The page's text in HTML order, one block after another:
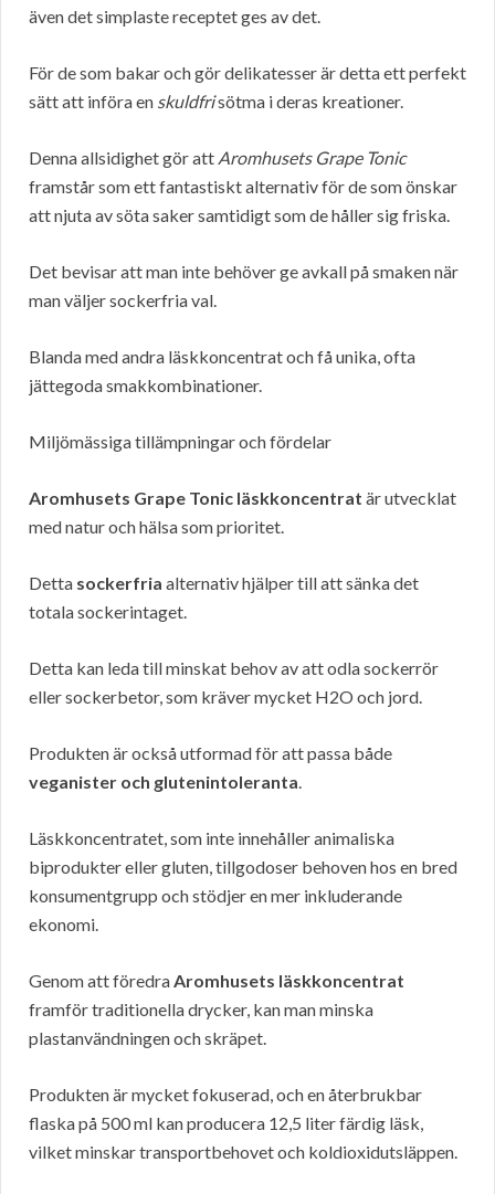
även det simplaste receptet ges av det.
För de som bakar och gör delikatesser är detta ett perfekt
sätt att införa en skuldfrisötma i deras kreationer.
Denna allsidighet gör att Aromhusets Grape Tonic
framstår som ett fantastiskt alternativ för de som önskar
att njuta av söta saker samtidigt som de håller sig friska.
Det bevisar att man inte behöver ge avkall på smaken när
man väljer sockerfria val.
Blanda med andra läskkoncentrat och få unika, ofta
jättegoda smakkombinationer.
Miljömässiga tillämpningar och fördelar
Aromhusets Grape Tonic läskkoncentrat är utvecklat
med natur och hälsa som prioritet.
Detta sockerfria alternativ hjälper till att sänka det
totala sockerintaget.
Detta kan leda till minskat behov av att odla sockerrör
eller sockerbetor, som kräver mycket H2O och jord.
Produkten är också utformad för att passa både
veganister och glutenintoleranta.
Läskkoncentratet, som inte innehåller animaliska
biprodukter eller gluten, tillgodoser behoven hos en bred
konsumentgrupp och stödjer en mer inkluderande
ekonomi.
Genom att föredraAromhusets läskkoncentrat
framför traditionella drycker, kan man minska
plastanvändningen och skräpet.
Produkten är mycket fokuserad, och en återbrukbar
flaska på 500 ml kan producera 12,5 liter färdig läsk,
vilket minskar transportbehovet och koldioxidutsläppen.